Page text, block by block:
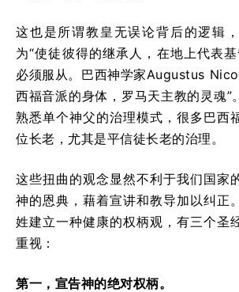
这也是所谓教皇无误论背后的逻辑
为“使徒彼得的继承人，在地上代表
必须服从。巴西神学家Augustus
西福音派的身体，罗马天主教的灵魂”
熟悉单个神父的治理模式，很多巴西
位长老，尤其是平信徒长老的治理。
这些扭曲的观念显然不利于我们国家
神的恩典，藉着宣讲和教导加以纠正
姓建立一种健康的权柄观，有三个圣
重视：
第一， 宣告神的绝对权柄。